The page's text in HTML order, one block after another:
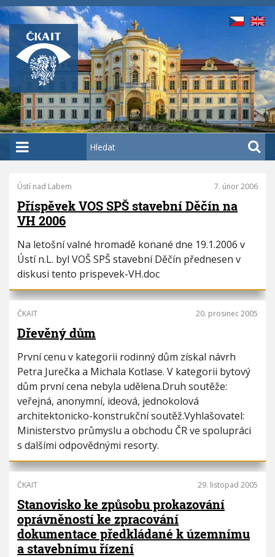
P
ř
e
j
t
k
h
l
a
t
Ústí nad Labem 7. únor 2006
Příspěvek VOS SPŠ stavební Děčín na
VH 2006
Na letošní valné hromadě konané dne 19.1.2006 v
Ústí n.L. byl VOŠ SPŠ stavební Děčín přednesen v
diskusi tento prispevek-VH.doc
ČKAIT 20. prosinec 2005
Dřevěný dům
První cenu v kategorii rodinný dům získal návrh
Petra Jurečka a Michala Kotlase. V kategorii bytový
dům první cena nebyla udělena.Druh soutěže:
veřejná, anonymní, ideová, jednokolová
architektonicko-konstrukční soutěž.Vyhlašovatel:
Ministerstvo průmyslu a obchodu ČR ve spolupráci
s dalšími odpovědnými resorty.
ČKAIT 29. listopad 2005
Stanovisko ke způsobu prokazování
oprávněností ke zpracování
dokumentace předkládané k územnímu
a stavebnímu řízení
o